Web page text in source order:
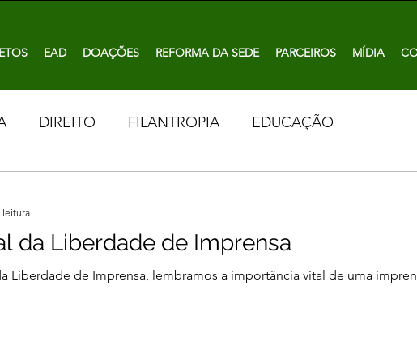
EAD DOAÇÕES REFORMA DA SEDE PARCEIROS MÍDIA
DIREITO FILANTROPIA EDUCAÇÃO
da Liberdade de Imprensa
Liberdade de Imprensa, lembramos a importância vital de uma
leitura